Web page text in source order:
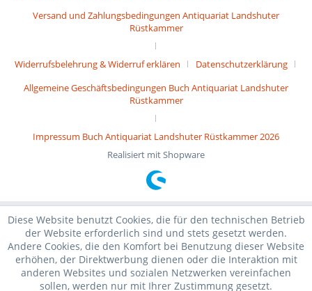
Versand und Zahlungsbedingungen Antiquariat Landshuter
Rüstkammer
Widerrufsbelehrung & Widerruf erklären
Datenschutzerklärung
Allgemeine Geschäftsbedingungen Buch Antiquariat Landshuter
Rüstkammer
Impressum Buch Antiquariat Landshuter Rüstkammer 2026
Realisiert mit Shopware
Diese Website benutzt Cookies, die für den technischen Betrieb
der Website erforderlich sind und stets gesetzt werden.
Andere Cookies, die den Komfort bei Benutzung dieser Website
erhöhen, der Direktwerbung dienen oder die Interaktion mit
anderen Websites und sozialen Netzwerken vereinfachen
sollen, werden nur mit Ihrer Zustimmung gesetzt.